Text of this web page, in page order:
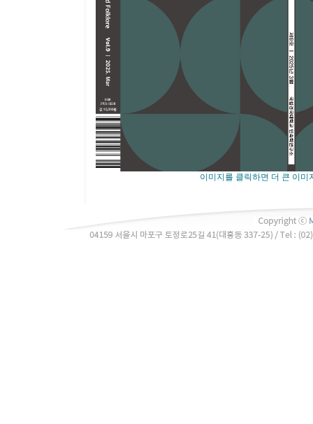
이미지를 클릭하면 더 큰 이미